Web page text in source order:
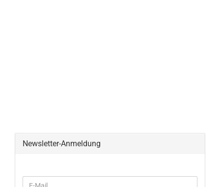
Newsletter-Anmeldung